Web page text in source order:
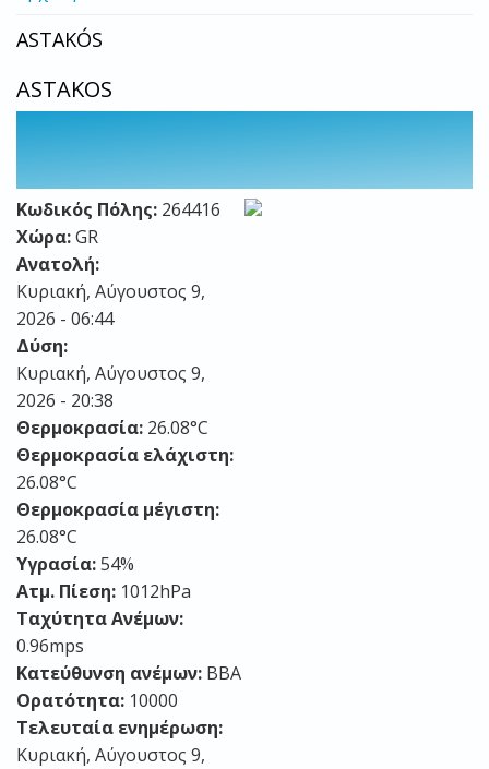
ASTAKÓS
ASTAKOS
Κωδικός Πόλης: 264416
Χώρα:GR
Ανατολή:
Κυριακή, Αύγουστος 9,
2026 - 06:44
Δύση:
Κυριακή, Αύγουστος 9,
2026 - 20:38
Θερμοκρασία: 26.08°C
Θερμοκρασία ελάχιστη:
26.08°C
Θερμοκρασία μέγιστη:
26.08°C
Υγρασία:54%
Ατμ. Πίεση: 1012hPa
Ταχύτητα Ανέμων:
0.96mps
Κατεύθυνση ανέμων: ΒΒΑ
Ορατότητα: 10000
Τελευταία ενημέρωση:
Κυριακή, Αύγουστος 9,